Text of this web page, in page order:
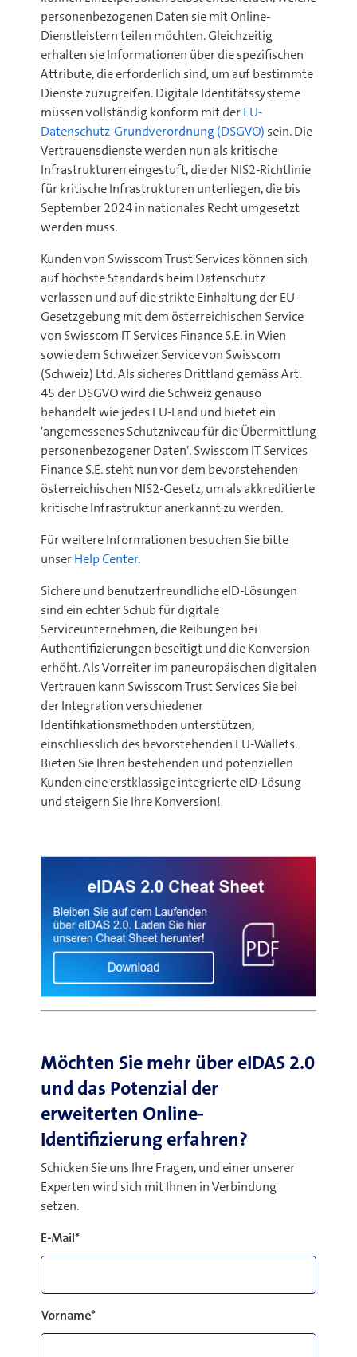
personenbezogenen Daten sie mit Online-
Dienstleistern teilen möchten. Gleichzeitig
erhalten sie Informationen über die spezifischen
Attribute, die erforderlich sind, um auf bestimmte
Dienste zuzugreifen. Digitale Identitätssysteme
müssen vollständig konform mit derEU-
Datenschutz-Grundverordnung (DSGVO) sein. Die
Vertrauensdienste werden nun als kritische
Infrastrukturen eingestuft, die der NIS2-Richtlinie
für kritische Infrastrukturen unterliegen, die bis
September 2024 in nationales Recht umgesetzt
werden muss.
Kunden von Swisscom Trust Services können sich
auf höchste Standards beim Datenschutz
verlassen und auf die strikte Einhaltung der EU-
Gesetzgebung mit dem österreichischen Service
von Swisscom IT Services Finance S.E. in Wien
sowie dem Schweizer Service von Swisscom
(Schweiz) Ltd. Als sicheres Drittland gemäss Art.
45 der DSGVO wird die Schweiz genauso
behandelt wie jedes EU-Land und bietet ein
'angemessenes Schutzniveau für die Übermittlung
personenbezogener Daten'. Swisscom IT Services
Finance S.E. steht nun vor dem bevorstehenden
österreichischen NIS2-Gesetz, um als akkreditierte
kritische Infrastruktur anerkannt zu werden.
Für weitere Informationen besuchen Sie bitte
unserHelp Center.
Sichere und benutzerfreundliche eID-Lösungen
sind ein echter Schub für digitale
Serviceunternehmen, die Reibungen bei
Authentifizierungen beseitigt und die Konversion
erhöht. Als Vorreiter im paneuropäischen digitalen
Vertrauen kann Swisscom Trust Services Sie bei
der Integration verschiedener
Identifikationsmethoden unterstützen,
einschliesslich des bevorstehenden EU-Wallets.
Bieten Sie Ihren bestehenden und potenziellen
Kunden eine erstklassige integrierte eID-Lösung
und steigern Sie Ihre Konversion!
Möchten Sie mehr über eIDAS 2.0
und das Potenzial der
erweiterten Online-
Identifizierung erfahren?
Schicken Sie uns Ihre Fragen, und einer unserer
Experten wird sich mit Ihnen in Verbindung
setzen.
E-Mail*
Vorname*